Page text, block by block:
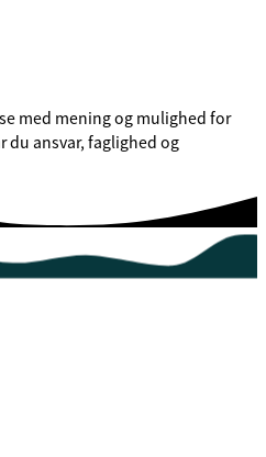
med mening og mulighed for
du ansvar, faglighed og